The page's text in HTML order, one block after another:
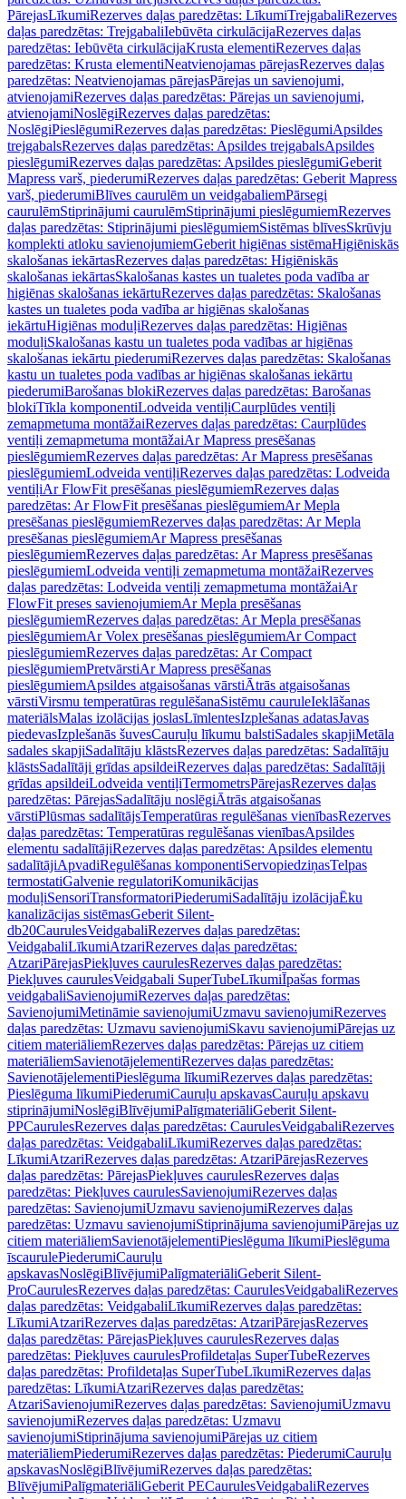
PārejasLīkumiRezerves daļas paredzētas: LīkumiTrejgabaliRezerves
daļas paredzētas: TrejgabaliIebūvēta cirkulācijaRezerves daļas
paredzētas: Iebūvēta cirkulācijaKrusta elementiRezerves daļas
paredzētas: Krusta elementiNeatvienojamas pārejasRezerves daļas
paredzētas: Neatvienojamas pārejasPārejas un savienojumi,
atvienojamiRezerves daļas paredzētas: Pārejas un savienojumi,
atvienojamiNoslēgiRezerves daļas paredzētas:
NoslēgiPieslēgumiRezerves daļas paredzētas: PieslēgumiApsildes
trejgabalsRezerves daļas paredzētas: Apsildes trejgabalsApsildes
pieslēgumiRezerves daļas paredzētas: Apsildes pieslēgumiGeberit
Mapress varš, piederumiRezerves daļas paredzētas: Geberit Mapress
varš, piederumiBlīves caurulēm un veidgabaliemPārsegi
caurulēmStiprinājumi caurulēmStiprinājumi pieslēgumiemRezerves
daļas paredzētas: Stiprinājumi pieslēgumiemSistēmas blīvesSkrūvju
komplekti atloku savienojumiemGeberit higiēnas sistēmaHigiēniskās
skalošanas iekārtasRezerves daļas paredzētas: Higiēniskās
skalošanas iekārtasSkalošanas kastes un tualetes poda vadība ar
higiēnas skalošanas iekārtuRezerves daļas paredzētas: Skalošanas
kastes un tualetes poda vadība ar higiēnas skalošanas
iekārtuHigiēnas moduļiRezerves daļas paredzētas: Higiēnas
moduļiSkalošanas kastu un tualetes poda vadības ar higiēnas
skalošanas iekārtu piederumiRezerves daļas paredzētas: Skalošanas
kastu un tualetes poda vadības ar higiēnas skalošanas iekārtu
piederumiBarošanas blokiRezerves daļas paredzētas: Barošanas
blokiTīkla komponentiLodveida ventiļiCaurplūdes ventiļi
zemapmetuma montāžaiRezerves daļas paredzētas: Caurplūdes
ventiļi zemapmetuma montāžaiAr Mapress presēšanas
pieslēgumiemRezerves daļas paredzētas: Ar Mapress presēšanas
pieslēgumiemLodveida ventiļiRezerves daļas paredzētas: Lodveida
ventiļiAr FlowFit presēšanas pieslēgumiemRezerves daļas
paredzētas: Ar FlowFit presēšanas pieslēgumiemAr Mepla
presēšanas pieslēgumiemRezerves daļas paredzētas: Ar Mepla
presēšanas pieslēgumiemAr Mapress presēšanas
pieslēgumiemRezerves daļas paredzētas: Ar Mapress presēšanas
pieslēgumiemLodveida ventiļi zemapmetuma montāžaiRezerves
daļas paredzētas: Lodveida ventiļi zemapmetuma montāžaiAr
FlowFit preses savienojumiemAr Mepla presēšanas
pieslēgumiemRezerves daļas paredzētas: Ar Mepla presēšanas
pieslēgumiemAr Volex presēšanas pieslēgumiemAr Compact
pieslēgumiemRezerves daļas paredzētas: Ar Compact
pieslēgumiemPretvārstiAr Mapress presēšanas
pieslēgumiemApsildes atgaisošanas vārstiĀtrās atgaisošanas
vārstiVirsmu temperatūras regulēšanaSistēmu cauruleIeklāšanas
materiālsMalas izolācijas joslasLīmlentesIzplešanas adatasJavas
piedevasIzplešanās šuvesCauruļu līkumu balstiSadales skapjiMetāla
sadales skapjiSadalītāju klāstsRezerves daļas paredzētas: Sadalītāju
klāstsSadalītāji grīdas apsildeiRezerves daļas paredzētas: Sadalītāji
grīdas apsildeiLodveida ventiļiTermometrsPārejasRezerves daļas
paredzētas: PārejasSadalītāju noslēgiĀtrās atgaisošanas
vārstiPlūsmas sadalītājsTemperatūras regulēšanas vienībasRezerves
daļas paredzētas: Temperatūras regulēšanas vienībasApsildes
elementu sadalītājiRezerves daļas paredzētas: Apsildes elementu
sadalītājiApvadiRegulēšanas komponentiServopiedziņasTelpas
termostatiGalvenie regulatoriKomunikācijas
moduļiSensoriTransformatoriPiederumiSadalītāju izolācijaĒku
kanalizācijas sistēmasGeberit Silent-
db20CaurulesVeidgabaliRezerves daļas paredzētas:
VeidgabaliLīkumiAtzariRezerves daļas paredzētas:
AtzariPārejasPiekļuves caurulesRezerves daļas paredzētas:
Piekļuves caurulesVeidgabali SuperTubeLīkumiĪpašas formas
veidgabaliSavienojumiRezerves daļas paredzētas:
SavienojumiMetināmie savienojumiUzmavu savienojumiRezerves
daļas paredzētas: Uzmavu savienojumiSkavu savienojumiPārejas uz
citiem materiāliemRezerves daļas paredzētas: Pārejas uz citiem
materiāliemSavienotājelementiRezerves daļas paredzētas:
SavienotājelementiPieslēguma līkumiRezerves daļas paredzētas:
Pieslēguma līkumiPiederumiCauruļu apskavasCauruļu apskavu
stiprinājumiNoslēgiBlīvējumiPalīgmateriāliGeberit Silent-
PPCaurulesRezerves daļas paredzētas: CaurulesVeidgabaliRezerves
daļas paredzētas: VeidgabaliLīkumiRezerves daļas paredzētas:
LīkumiAtzariRezerves daļas paredzētas: AtzariPārejasRezerves
daļas paredzētas: PārejasPiekļuves caurulesRezerves daļas
paredzētas: Piekļuves caurulesSavienojumiRezerves daļas
paredzētas: SavienojumiUzmavu savienojumiRezerves daļas
paredzētas: Uzmavu savienojumiStiprinājuma savienojumiPārejas uz
citiem materiāliemSavienotājelementiPieslēguma līkumiPieslēguma
īscaurulePiederumiCauruļu
apskavasNoslēgiBlīvējumiPalīgmateriāliGeberit Silent-
ProCaurulesRezerves daļas paredzētas: CaurulesVeidgabaliRezerves
daļas paredzētas: VeidgabaliLīkumiRezerves daļas paredzētas:
LīkumiAtzariRezerves daļas paredzētas: AtzariPārejasRezerves
daļas paredzētas: PārejasPiekļuves caurulesRezerves daļas
paredzētas: Piekļuves caurulesProfildetaļas SuperTubeRezerves
daļas paredzētas: Profildetaļas SuperTubeLīkumiRezerves daļas
paredzētas: LīkumiAtzariRezerves daļas paredzētas:
AtzariSavienojumiRezerves daļas paredzētas: SavienojumiUzmavu
savienojumiRezerves daļas paredzētas: Uzmavu
savienojumiStiprinājuma savienojumiPārejas uz citiem
materiāliemPiederumiRezerves daļas paredzētas: PiederumiCauruļu
apskavasNoslēgiBlīvējumiRezerves daļas paredzētas:
BlīvējumiPalīgmateriāliGeberit PECaurulesVeidgabaliRezerves